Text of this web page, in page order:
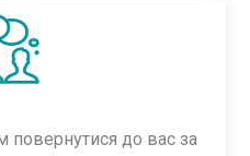
повернутися до вас за